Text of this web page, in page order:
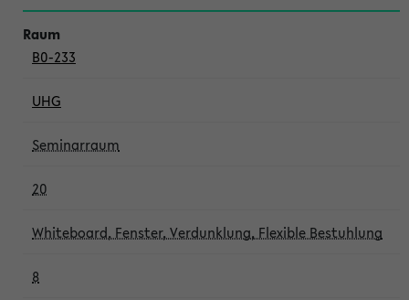
B0-233
UHG
Seminarraum
20
Whiteboard, Fenster, Verdunklung, Flexible Bestuhlung
8